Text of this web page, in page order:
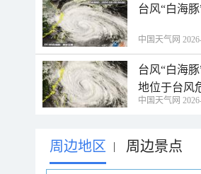
台风“白海
中国天气网
台风“白海
地位于台风
中国天气网
周边地区 | 周边景点